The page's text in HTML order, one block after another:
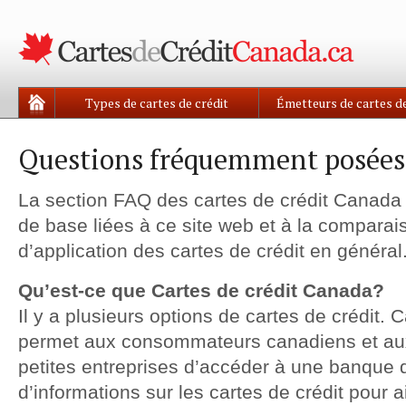
Types de cartes de crédit Émetteurs de cartes
Questions fréquemment posées
La section FAQ des cartes de crédit
de base liées à ce site web et à la
d’application des cartes de crédit en
Qu’est-ce que Cartes de crédit Canada?
Il y a plusieurs options de cartes de crédit.
permet aux consommateurs canadiens et
petites entreprises d’accéder à une banque
d’informations sur les cartes de crédit pour